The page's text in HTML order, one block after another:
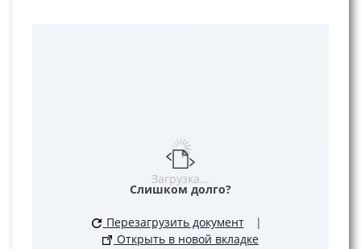
Загрузка...
Слишком долго?
Перезагрузить документ
|
Открыть в новой вкладке